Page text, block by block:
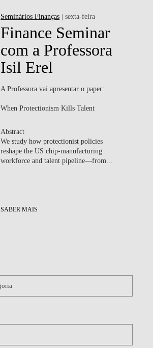
Seminários Finanças | sexta-feira
Finance Seminar
com a Professora
Isil Erel
A Professora vai apresentar o paper:
When Protectionism Kills Talent
Abstract
We study how protectionist policies
reshape the US chip-manufacturing
workforce and talent pipeline—from...
SABER MAIS